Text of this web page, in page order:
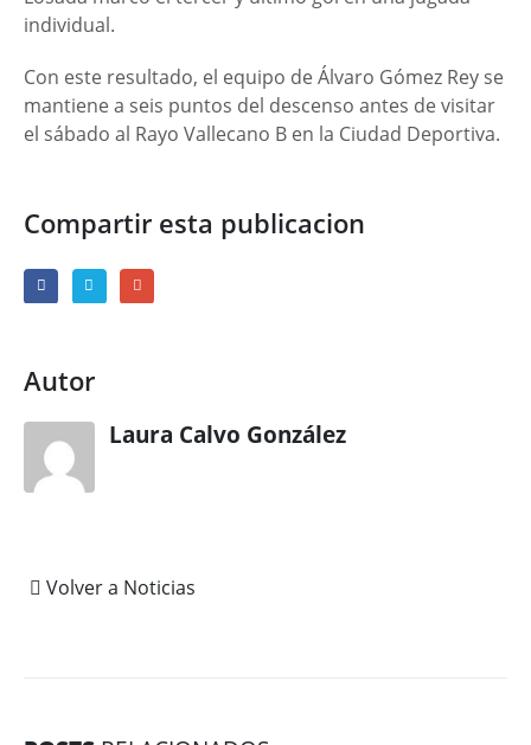
individual.
Con este resultado, el equipo de Álvaro Gómez Rey se
mantiene a seis puntos del descenso antes de visitar
el sábado al Rayo Vallecano B en la Ciudad Deportiva.
Compartir esta publicacion
Autor
Laura Calvo González
Volver a Noticias